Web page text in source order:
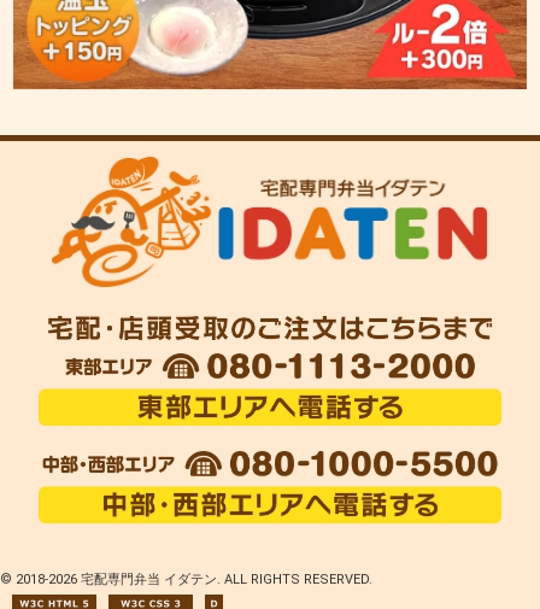
© 2018-2026 宅配専門弁当 イダテン. ALL RIGHTS RESERVED.